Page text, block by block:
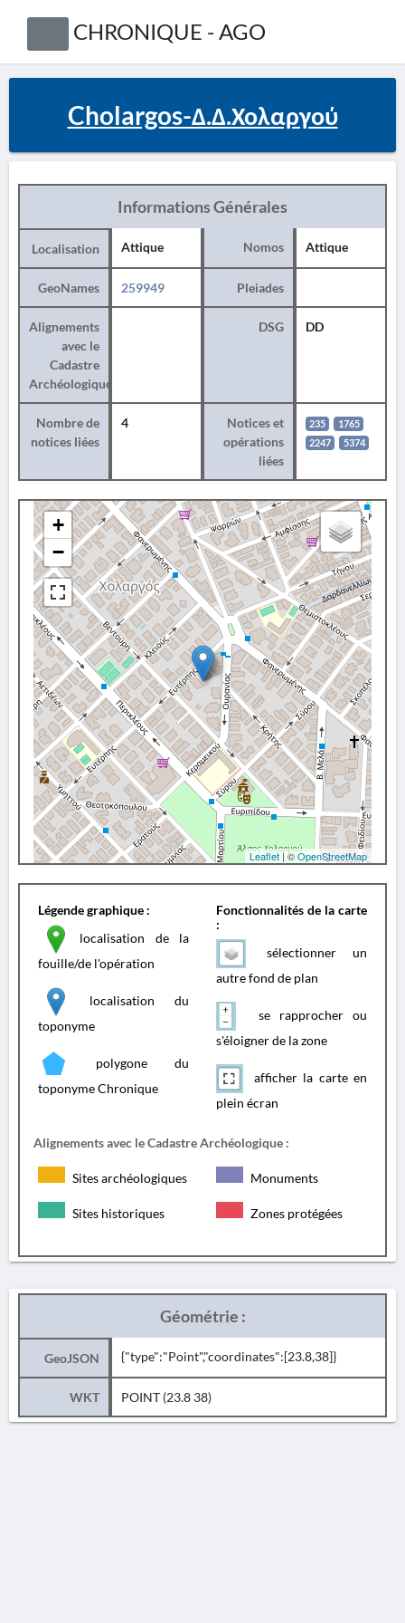
CHRONIQUE - AGO
Cholargos-Δ.Δ.Χολαργού
Informations Générales
Localisation Attique Nomos Attique
GeoNames 259949 Pleiades
Alignements
avec le
Cadastre
Archéologique
DSG DD
Nombre de
notices liées
4
Notices et
opérations
liées
235
1765
2247
5374
+
−
Leaflet| ©OpenStreetMap
Légende graphique :
localisation de la
fouille/de l'opération
localisation du
toponyme
polygone du
toponyme Chronique
Fonctionnalités de la carte
:
sélectionner un
autre fond de plan
se rapprocher ou
s'éloigner de la zone
afficher la carte en
plein écran
Alignements avec le Cadastre Archéologique :
Sites archéologiques Monuments
Sites historiques Zones protégées
Géométrie :
GeoJSON {"type":"Point","coordinates":[23.8,38]}
WKT POINT (23.8 38)